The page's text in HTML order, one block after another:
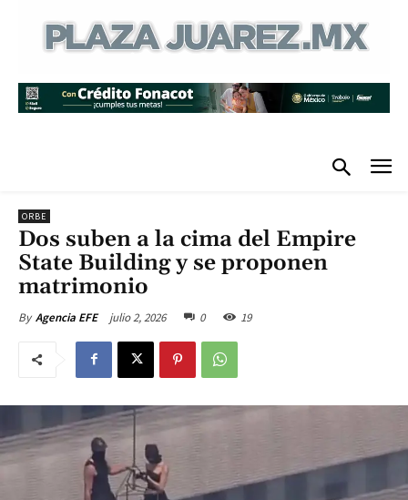
ORBE
Dos suben a la cima del Empire
State Building y se proponen
matrimonio
By Agencia EFE julio 2, 2026 0 19